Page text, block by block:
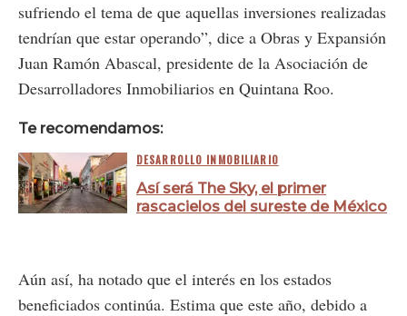
sufriendo el tema de que aquellas inversiones realizadas
tendrían que estar operando”, dice a Obras y Expansión
Juan Ramón Abascal, presidente de la Asociación de
Desarrolladores Inmobiliarios en Quintana Roo.
Te recomendamos:
DESARROLLO INMOBILIARIO
Así será The Sky, el primer
rascacielos del sureste de México
Aún así, ha notado que el interés en los estados
beneficiados continúa. Estima que este año, debido a